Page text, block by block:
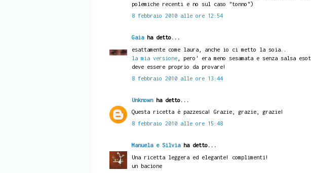
polemiche recenti e no sul caso "tonno")
8 febbraio 2010 alle ore 12:54
Gaiaha detto...
esattamente come laura, anche io ci metto la soia..
la mia versione, pero' era meno sesamata e senza salsa
deve essere proprio da provare!
8 febbraio 2010 alle ore 13:44
Unknownha detto...
Questa ricetta è pazzesca! Grazie, grazie, grazie!
8 febbraio 2010 alle ore 15:48
Manuela e Silviaha detto...
Una ricetta leggera ed elegante! complimenti!
un bacione